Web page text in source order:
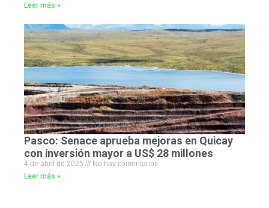
Leer más »
Pasco: Senace aprueba mejoras en Quicay
con inversión mayor a US$ 28 millones
4 de abril de 2025
No hay comentarios
Leer más »